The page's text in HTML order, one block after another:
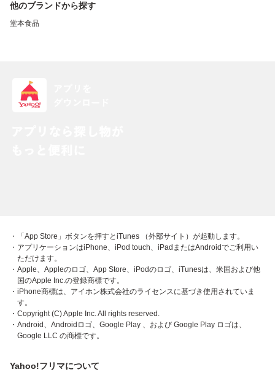
他のブランドから探す
堂本食品
・「App Store」ボタンを押すとiTunes （外部サイト）が起動します。
・アプリケーションはiPhone、iPod touch、iPadまたはAndroidでご利用い
ただけます。
・Apple、Appleのロゴ、App Store、iPodのロゴ、iTunesは、米国および他
国のApple Inc.の登録商標です。
・iPhone商標は、アイホン株式会社のライセンスに基づき使用されていま
す。
・Copyright (C) Apple Inc. All rights reserved.
・Android、Androidロゴ、Google Play 、および Google Play ロゴは、
Google LLC の商標です。
Yahoo!フリマについて